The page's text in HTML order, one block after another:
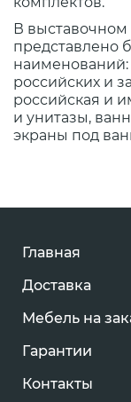
В выставочном
представлено
российских и
российская и
и унитазы,
экраны под
Главная
Доставка
Мебель на
Гарантии
Контакты